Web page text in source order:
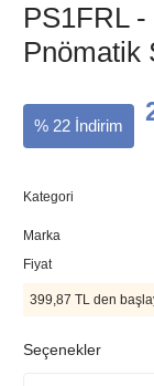
PS1FRL
Pnömatik
% 22 İndirim
Kategori
Marka
Fiyat
399,87 TL den
Seçenekler